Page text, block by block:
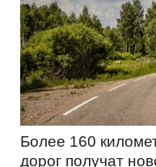
Более 160
дорог получат